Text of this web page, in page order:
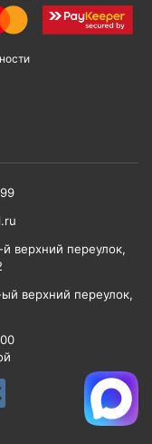
й верхний переулок,
верхний переулок,